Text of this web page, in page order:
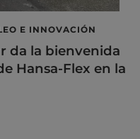
E INNOVACIÓN
da la bienvenida
Hansa-Flex en la